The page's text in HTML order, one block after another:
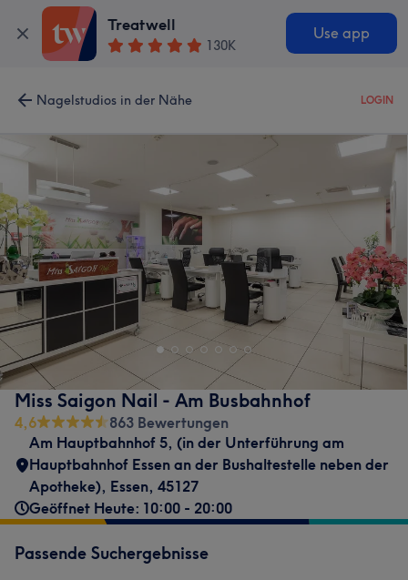
Treatwell
130K
Use app
Nagelstudios in der Nähe LOGIN
Miss Saigon Nail - Am Busbahnhof
4,6
863 Bewertungen
Am Hauptbahnhof 5, (in der Unterführung am
Hauptbahnhof Essen an der Bushaltestelle neben der
Apotheke), Essen, 45127
Geöffnet Heute: 10:00 - 20:00
Passende Suchergebnisse